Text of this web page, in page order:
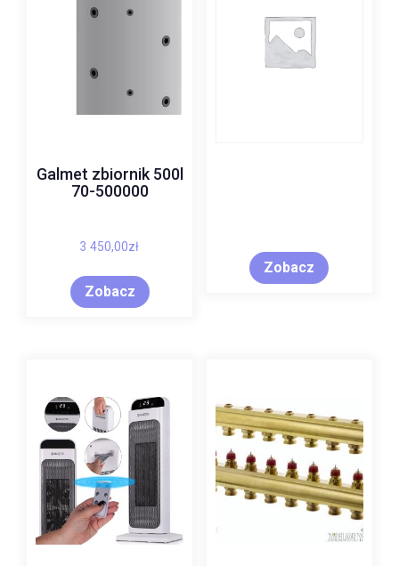
Galmet zbiornik 500l
70-500000
3 450,00zł
Zobacz
Zobacz